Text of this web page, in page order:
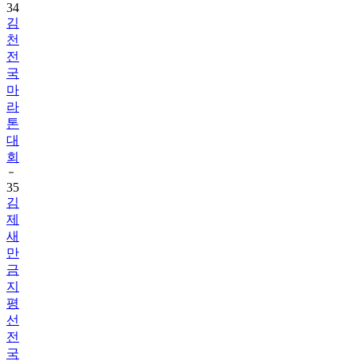
34
김
천
전
국
마
라
톤
대
회
35
김
제
새
만
금
지
평
선
전
국